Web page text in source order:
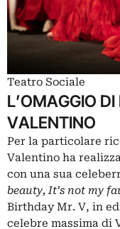
Teatro Sociale
L’OMAGGIO
VALENTINO
Per la particolare
Valentino ha
con una sua
beauty, It’s not my
Birthday Mr. V, in
celebre massima di